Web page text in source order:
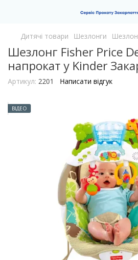
Дитячі товари Шезлонги
Шезлонг Fisher Price
напрокат у Kinder
Артикул: 2201 Написати відгук
ВІДЕО